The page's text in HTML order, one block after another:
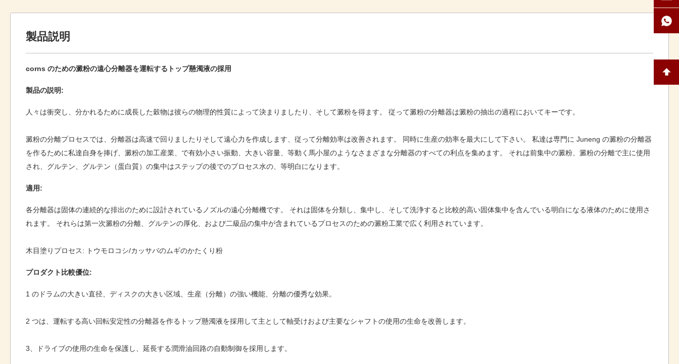
製品説明
corns のための澱粉の遠心分離器を運転するトップ懸濁液の採用
製品の説明:
人々は衝突し、分かれるために成長した穀物は彼らの物理的性質によって決まりましたり、そして澱粉を得ます。 従って澱粉の分離器は澱粉の抽出の過程においてキーです。
澱粉の分離プロセスでは、分離器は高速で回りましたりそして遠心力を作成します、従って分離効率は改善されます。 同時に生産の効率を最大にして下さい。 私達は専門に Juneng の澱粉の分離器
を作るために私達自身を捧げ、澱粉の加工産業、で有効小さい振動、大きい容量、等動く馬小屋のようなさまざまな分離器のすべての利点を集めます。 それは前集中の澱粉、澱粉の分離で主に使用
され、グルテン、グルテン（蛋白質）の集中はステップの後でのプロセス水の、等明白になります。
適用:
各分離器は固体の連続的な排出のために設計されているノズルの遠心分離機です。 それは固体を分類し、集中し、そして洗浄すると比較的高い固体集中を含んでいる明白になる液体のために使用さ
れます。 それらは第一次澱粉の分離、グルテンの厚化、および二級品の集中が含まれているプロセスのための澱粉工業で広く利用されています。
木目塗りプロセス: トウモロコシ/カッサバのムギのかたくり粉
プロダクト比較優位:
1 のドラムの大きい直径、ディスクの大きい区域、生産（分離）の強い機能、分離の優秀な効果。
2 つは、運転する高い回転安定性の分離器を作るトップ懸濁液を採用して主として軸受けおよび主要なシャフトの使用の生命を改善します。
3、ドライブの使用の生命を保護し、延長する潤滑油回路の自動制御を採用します。